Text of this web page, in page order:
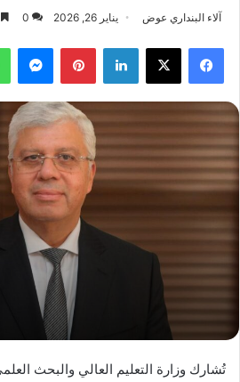
آلاء البنداري عوض يناير 26, 2026 0
فيسبوك ‫X لينكدإن بينتيريست
تُشارك وزارة التعليم العالي والبحث